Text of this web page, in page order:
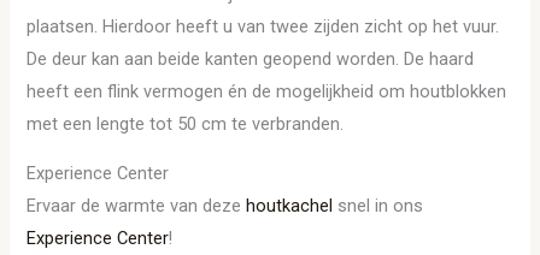
plaatsen. Hierdoor heeft u van twee zijden zicht op het vuur.
De deur kan aan beide kanten geopend worden. De haard
heeft een flink vermogen én de mogelijkheid om houtblokken
met een lengte tot 50 cm te verbranden.
Experience Center
Ervaar de warmte van deze houtkachel snel in ons
Experience Center!